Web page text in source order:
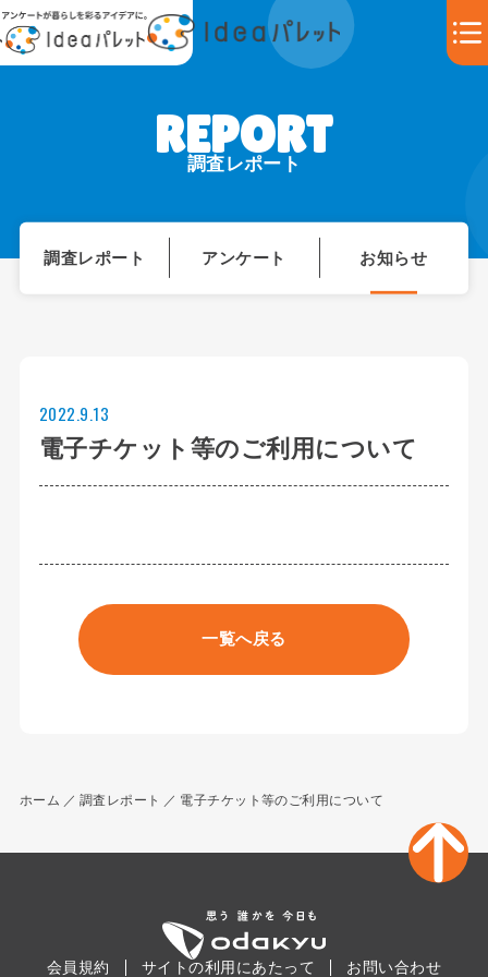
調査レポート
調査レポート アンケート お知らせ
電子チケット等のご利用について
2022.9.13
一覧へ戻る
ホーム 調査レポート 電子チケット等のご利用について
会員規約 サイトの利用にあたって お問い合わせ